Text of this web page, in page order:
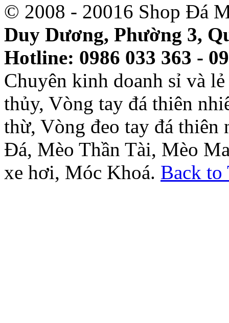
© 2008 - 20016 Shop Đá
Duy Dương, Phường 3,
Hotline: 0986 033 363 -
Chuyên kinh doanh sỉ và
thủy, Vòng tay đá thiên
thừ, Vòng đeo tay đá thiên
Đá, Mèo Thần Tài, Mèo
xe hơi, Móc Khoá. Back to